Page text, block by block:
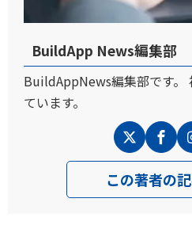
BuildApp News編集部
BuildAppNews編集部です。
ています。
この著者の